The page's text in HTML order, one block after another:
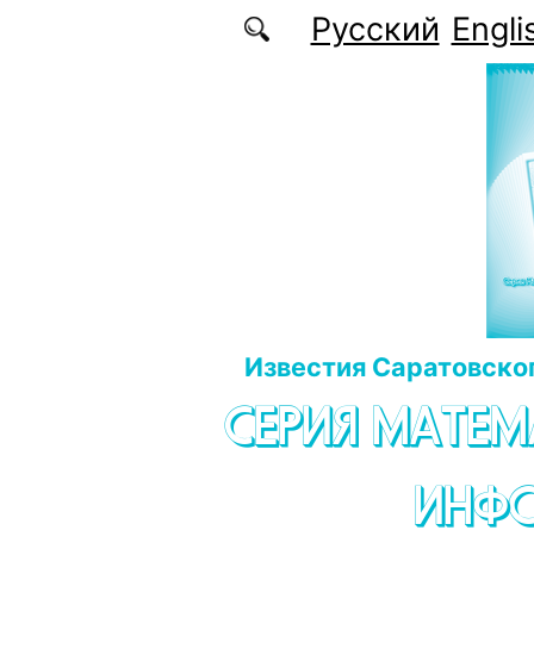
Перейти к основному содержаниюРусский
Известия
СЕРИЯ